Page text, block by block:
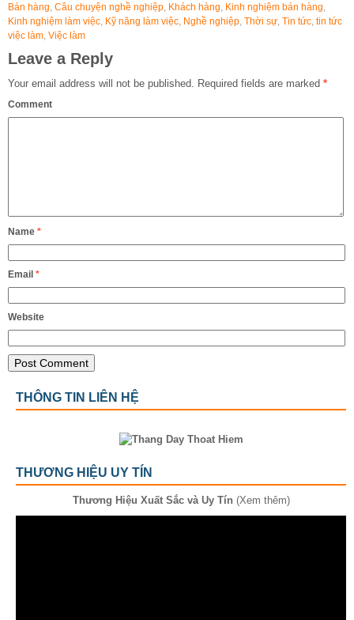
Bán hàng Câu chuyện nghề nghiệp Khách hàng Kinh nghiệm bán hàng
Kinh nghiệm làm việc Kỹ năng làm việc Nghề nghiệp Thời sự Tin tức tin tức
việc làm Việc làm
Leave a Reply
Your email address will not be published. Required fields are marked *
Comment
Name *
Email *
Website
THÔNG TIN LIÊN HỆ
THƯƠNG HIỆU UY TÍN
Thương Hiệu Xuất Sắc và Uy Tín (Xem thêm)